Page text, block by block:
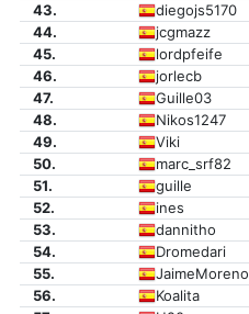
43.
diegojs5170
44.
jcgmazz
45.
lordpfeife
46.
jorlecb
47.
Guille03
48.
Nikos1247
49.
Viki
50.
marc_srf82
51.
guille
52.
ines
53.
dannitho
54.
Dromedari
55.
JaimeMoreno
56.
Koalita